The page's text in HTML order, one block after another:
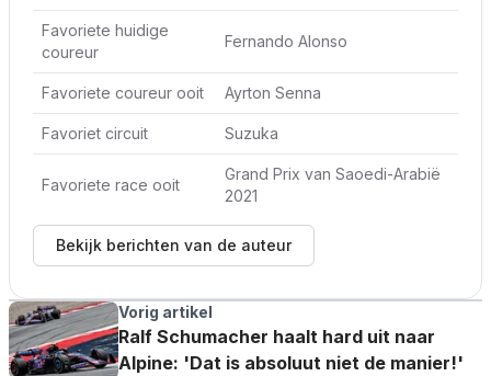
Favoriete huidige
coureur
Fernando Alonso
Favoriete coureur ooit Ayrton Senna
Favoriet circuit Suzuka
Favoriete race ooit
Grand Prix van Saoedi-Arabië
2021
Bekijk berichten van de auteur
Vorig artikel
Ralf Schumacher haalt hard uit naar
Alpine: 'Dat is absoluut niet de manier!'